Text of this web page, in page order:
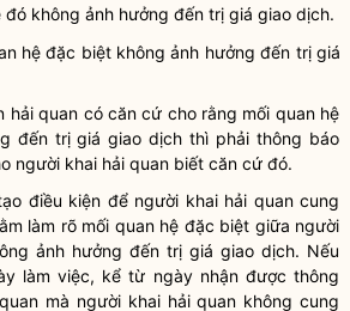
đó không ảnh hưởng đến trị giá giao dịch.
hệ đặc biệt không ảnh hưởng đến trị giá
hải quan có căn cứ cho rằng mối quan hệ
đến trị giá giao dịch thì phải thông báo
người khai hải quan biết căn cứ đó.
điều kiện để người khai hải quancung
làm rõ mối quan hệ đặc biệt giữa người
ảnh hưởng đến trị giá giao dịch. Nếu
làm việc, kể từ ngày nhận được thông
mà người khai hải quan không cung